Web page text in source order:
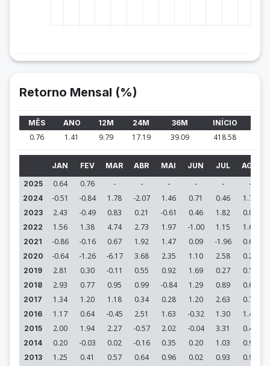
Retorno Mensal (%)
MÊS ANO 12M 24M 36M INÍCIO
0.76 1.41 9.79 17.19 39.09 418.58
JAN FEV MAR ABR MAI JUN JUL AGO
2025
0.64 0.76 - - - - - -
2024 -0.51 -0.84 1.78 -2.07 1.46 0.71 0.46 1.77
2023 2.43 -0.49 0.83 0.21 -0.61 0.46 1.82 0.04
2022 1.56 1.38 4.74 2.73 1.97 -1.00 1.15 1.62
2021 -0.86 -0.16 0.67 1.92 1.47 0.09 -1.96 0.66
2020 -0.64 -1.26 -6.17 3.68 2.35 1.10 2.58 0.23
2019 2.81 0.30 -0.11 0.55 0.92 1.69 0.27 0.10
2018 2.93 0.77 0.95 0.99 -0.84 1.29 0.89 0.68
2017 1.34 1.20 1.18 0.34 0.28 1.20 2.63 0.77
2016 1.17 0.64 -0.45 2.51 1.63 -0.32 1.30 1.49
2015 2.00 1.94 2.27 -0.57 2.02 -0.04 3.31 0.44
2014 0.20 -0.03 0.02 -0.16 0.35 0.20 1.03 0.99
2013 1.25 0.41 0.57 0.64 0.96 0.02 0.93 0.90